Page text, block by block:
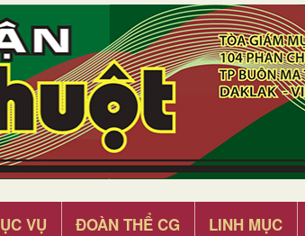
VỤ ĐOÀN THỂ CG LINH MỤC